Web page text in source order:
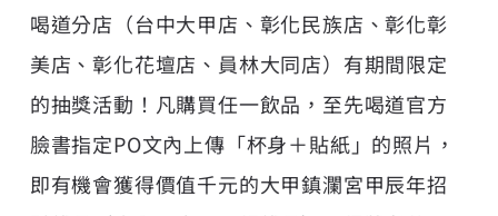
喝道分店（台中大甲店、彰化民族店、彰化彰
美店、彰化花壇店、員林大同店）有期間限定
的抽獎活動！凡購買任一飲品，至先喝道官方
臉書指定PO文內上傳「杯身＋貼紙」的照片，
即有機會獲得價值千元的大甲鎮瀾宮甲辰年招